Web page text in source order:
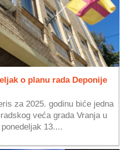
o planu rada Deponije
za 2025. godinu biće jedna
veća grada Vranja u
13....